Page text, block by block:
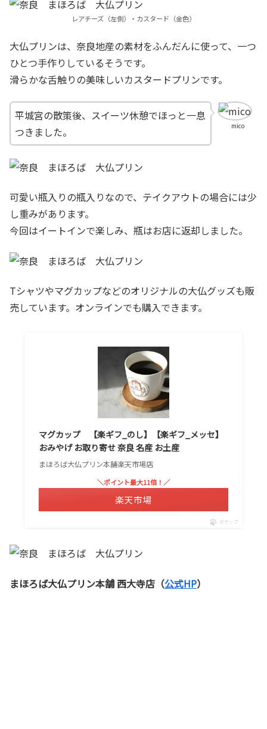
レアチーズ（左側）・カスタード（金色）
大仏プリンは、奈良地産の素材をふんだんに使って、一つ
ひとつ手作りしているそうです。
滑らかな舌触りの美味しいカスタードプリンです。
mico
平城宮の散策後、スイーツ休憩でほっと一息
つきました。
可愛い瓶入りの瓶入りなので、テイクアウトの場合には少
し重みがあります。
今回はイートインで楽しみ、瓶はお店に返却しました。
Tシャツやマグカップなどのオリジナルの大仏グッズも販
売しています。オンラインでも購入できます。
マグカップ 【楽ギフ_のし】【楽ギフ_メッセ】
おみやげ お取り寄せ 奈良 名産 お土産
まほろば大仏プリン本舗楽天市場店
＼ポイント最大11倍！／
楽天市場
ポチップ
まほろば大仏プリン本舗 西大寺店（公式HP）